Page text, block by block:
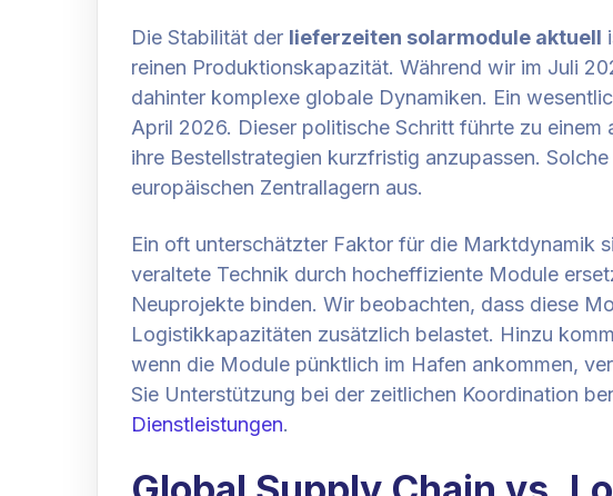
Die Stabilität der lieferzeiten solarmodule aktuell
reinen Produktionskapazität. Während wir im Juli
dahinter komplexe globale Dynamiken. Ein
April 2026. Dieser politische Schritt führte zu
ihre Bestellstrategien kurzfristig anzupassen.
europäischen Zentrallagern aus.
Ein oft unterschätzter Faktor für die Marktdynamik
veraltete Technik durch hocheffiziente Module
Neuprojekte binden. Wir beobachten, dass diese
Logistikkapazitäten zusätzlich belastet. Hinzu
wenn die Module pünktlich im Hafen ankommen,
Sie Unterstützung bei der zeitlichen Koordination
Dienstleistungen.